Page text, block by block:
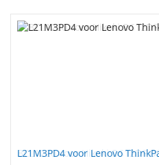
L21M3PD4 voor Lenovo